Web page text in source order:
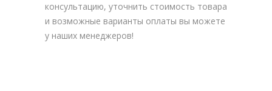
консультацию, уточнить стоимость товара
и возможные варианты оплаты вы можете
у наших менеджеров!